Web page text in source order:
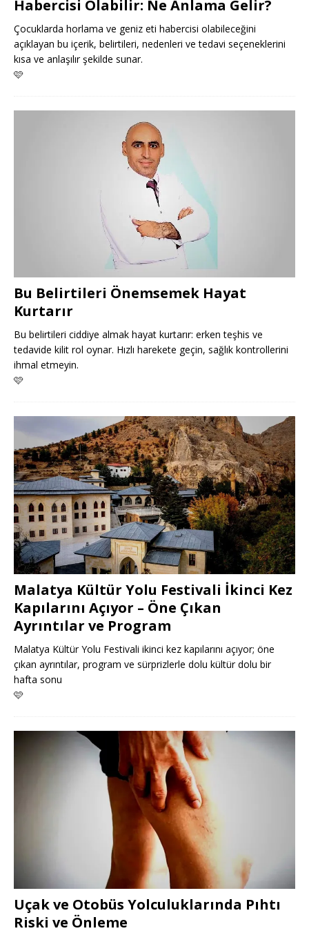
Habercisi Olabilir: Ne Anlama Gelir?
Çocuklarda horlama ve geniz eti habercisi olabileceğini
açıklayan bu içerik, belirtileri, nedenleri ve tedavi seçeneklerini
kısa ve anlaşılır şekilde sunar.
🩷
Bu Belirtileri Önemsemek Hayat
Kurtarır
Bu belirtileri ciddiye almak hayat kurtarır: erken teşhis ve
tedavide kilit rol oynar. Hızlı harekete geçin, sağlık kontrollerini
ihmal etmeyin.
🩷
Malatya Kültür Yolu Festivali İkinci Kez
Kapılarını Açıyor – Öne Çıkan
Ayrıntılar ve Program
Malatya Kültür Yolu Festivali ikinci kez kapılarını açıyor; öne
çıkan ayrıntılar, program ve sürprizlerle dolu kültür dolu bir
hafta sonu
🩷
Uçak ve Otobüs Yolculuklarında Pıhtı
Riski ve Önleme